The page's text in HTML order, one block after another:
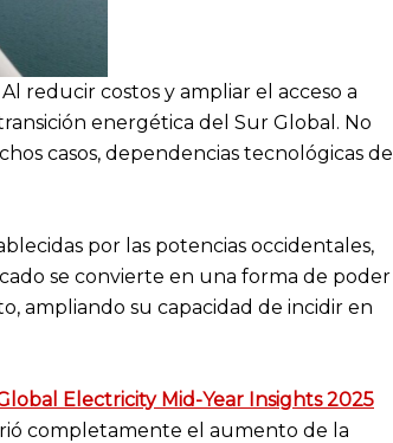
reducir costos y ampliar el acceso a
energética del Sur Global. No
casos, dependencias tecnológicas de
por las potencias occidentales,
se convierte en una forma de poder
ampliando su capacidad de incidir en
Electricity Mid-Year Insights 2025
completamente el aumento de la